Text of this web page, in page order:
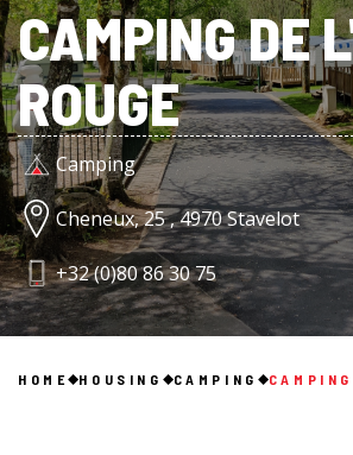
CAMPING DE
ROUGE
Camping
Cheneux, 25 , 4970 Stavelot
+32 (0)80 86 30 75
HOME HOUSING CAMPING